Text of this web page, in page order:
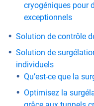
cryogéniques pour
exceptionnels
Solution de contrôle
Solution de
individuels
Qu’est-ce que la
Optimisez la